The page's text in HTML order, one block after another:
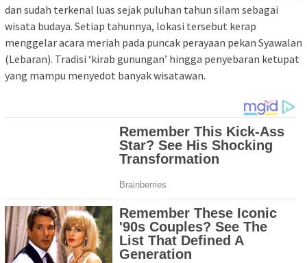
dan sudah terkenal luas sejak puluhan tahun silam sebagai
wisata budaya. Setiap tahunnya, lokasi tersebut kerap
menggelar acara meriah pada puncak perayaan pekan Syawalan
(Lebaran). Tradisi ‘kirab gunungan’ hingga penyebaran ketupat
yang mampu menyedot banyak wisatawan.